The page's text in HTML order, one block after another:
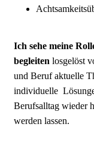
Ich sehe meine
begleiten losgelöst
und Beruf aktuelle
individuelle
Berufsalltag wieder
werden lassen.